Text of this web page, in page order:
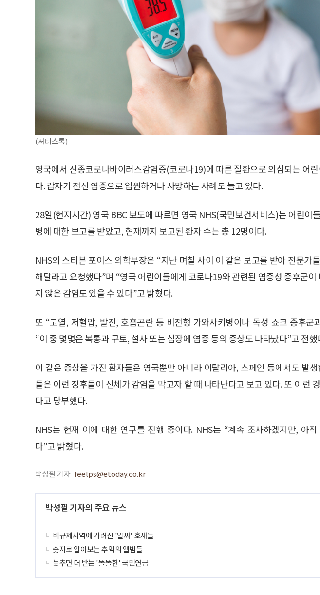
(셔터스톡)
영국에서 신종코로나바이러스감염증(코로나19)에 따른 질환으로 의심되는 어
다. 갑자기 전신 염증으로 입원하거나 사망하는 사례도 늘고 있다.
28일(현지시간) 영국 BBC 보도에 따르면 영국 NHS(국민보건서비스)는 어린이
병에 대한 보고를 받았고, 현재까지 보고된 환자 수는 총 12명이다.
NHS의 스티븐 포이스 의학부장은 “지난 며칠 사이 이 같은 보고를 받아 전문가
해달라고 요청했다”며 “영국 어린이들에게 코로나19와 관련된 염증성 증후군이
지 않은 감염도 있을 수 있다”고 밝혔다.
또 “고열, 저혈압, 발진, 호흡곤란 등 비전형 가와사키병이나 독성 쇼크 증후군
“이 중 몇몇은 복통과 구토, 설사 또는 심장에 염증 등의 증상도 나타났다”고 전했
이 같은 증상을 가진 환자들은 영국뿐만 아니라 이탈리아, 스페인 등에서도 발
들은 이런 징후들이 신체가 감염을 막고자 할 때 나타난다고 보고 있다. 또 이런
다고 당부했다.
NHS는 현재 이에 대한 연구를 진행 중이다. NHS는 “계속 조사하겠지만, 아
다”고 밝혔다.
박성필 기자 feelps@etoday.co.kr
박성필 기자의 주요 뉴스
비규제지역에 가려진 '알짜' 호재들
숫자로 알아보는 추억의 앨범들
늦추면 더 받는 '똘똘한' 국민연금